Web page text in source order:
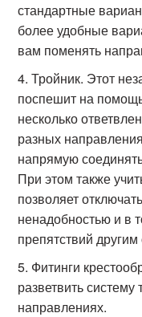
стандартные
более удобные
вам поменять
Тройник. Этот
поспешит на
несколько
разных
напрямую
При этом также
позволяет
ненадобностью и в
препятствий
Фитинги
разветвить
направлениях.